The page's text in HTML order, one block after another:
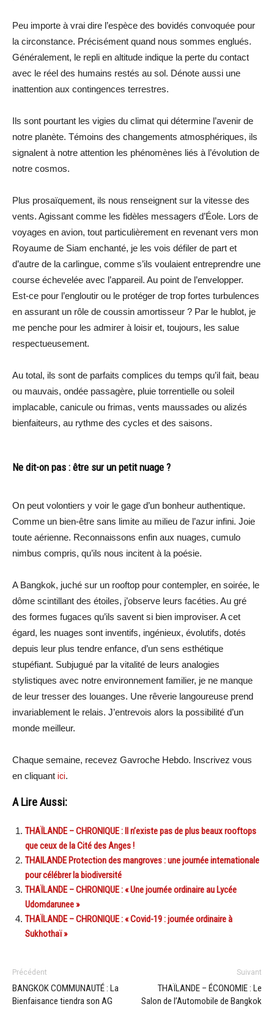
Peu importe à vrai dire l’espèce des bovidés convoquée pour
la circonstance. Précisément quand nous sommes englués.
Généralement, le repli en altitude indique la perte du contact
avec le réel des humains restés au sol. Dénote aussi une
inattention aux contingences terrestres.
Ils sont pourtant les vigies du climat qui détermine l’avenir de
notre planète. Témoins des changements atmosphériques, ils
signalent à notre attention les phénomènes liés à l’évolution de
notre cosmos.
Plus prosaïquement, ils nous renseignent sur la vitesse des
vents. Agissant comme les fidèles messagers d’Éole. Lors de
voyages en avion, tout particulièrement en revenant vers mon
Royaume de Siam enchanté, je les vois défiler de part et
d’autre de la carlingue, comme s’ils voulaient entreprendre une
course échevelée avec l’appareil. Au point de l’envelopper.
Est-ce pour l’engloutir ou le protéger de trop fortes turbulences
en assurant un rôle de coussin amortisseur ? Par le hublot, je
me penche pour les admirer à loisir et, toujours, les salue
respectueusement.
Au total, ils sont de parfaits complices du temps qu’il fait, beau
ou mauvais, ondée passagère, pluie torrentielle ou soleil
implacable, canicule ou frimas, vents maussades ou alizés
bienfaiteurs, au rythme des cycles et des saisons.
Ne dit-on pas : être sur un petit nuage ?
On peut volontiers y voir le gage d’un bonheur authentique.
Comme un bien-être sans limite au milieu de l’azur infini. Joie
toute aérienne. Reconnaissons enfin aux nuages, cumulo
nimbus compris, qu’ils nous incitent à la poésie.
A Bangkok, juché sur un rooftop pour contempler, en soirée, le
dôme scintillant des étoiles, j’observe leurs facéties. Au gré
des formes fugaces qu’ils savent si bien improviser. A cet
égard, les nuages sont inventifs, ingénieux, évolutifs, dotés
depuis leur plus tendre enfance, d’un sens esthétique
stupéfiant. Subjugué par la vitalité de leurs analogies
stylistiques avec notre environnement familier, je ne manque
de leur tresser des louanges. Une rêverie langoureuse prend
invariablement le relais. J’entrevois alors la possibilité d’un
monde meilleur.
Chaque semaine, recevez Gavroche Hebdo. Inscrivez vous
en cliquant ici.
A Lire Aussi:
THAÏLANDE – CHRONIQUE : Il n’existe pas de plus beaux rooftops
que ceux de la Cité des Anges !
THAILANDE Protection des mangroves : une journée internationale
pour célébrer la biodiversité
THAÏLANDE – CHRONIQUE : « Une journée ordinaire au Lycée
Udomdarunee »
THAÏLANDE – CHRONIQUE : « Covid-19 : journée ordinaire à
Sukhothaï »
Précédent
BANGKOK COMMUNAUTÉ : La
Bienfaisance tiendra son AG
Suivant
THAÏLANDE – ÉCONOMIE : Le
Salon de l’Automobile de Bangkok